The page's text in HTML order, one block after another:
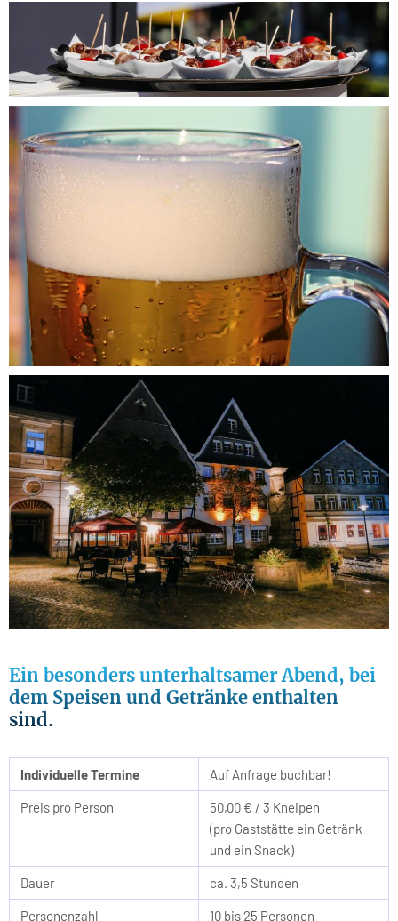
Ein besonders unterhaltsamer Abend, bei
dem Speisen und Getränke enthalten
sind.
Individuelle Termine Auf Anfrage buchbar!
Preis pro Person
50,00 € / 3 Kneipen
(pro Gaststätte ein Getränk
und ein Snack)
Dauer ca. 3,5 Stunden
Personenzahl 10 bis 25 Personen